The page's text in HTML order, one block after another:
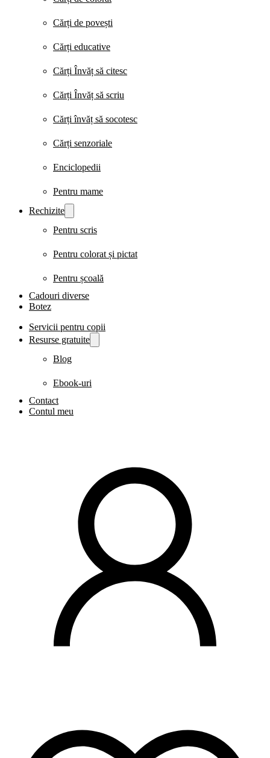
Cărți de povești
Cărți educative
Cărți Învăț să citesc
Cărți Învăț să scriu
Cărți învăț să socotesc
Cărți senzoriale
Enciclopedii
Pentru mame
Rechizite
Pentru scris
Pentru colorat și pictat
Pentru școală
Cadouri diverse
Botez
Servicii pentru copii
Resurse gratuite
Blog
Ebook-uri
Contact
Contul meu